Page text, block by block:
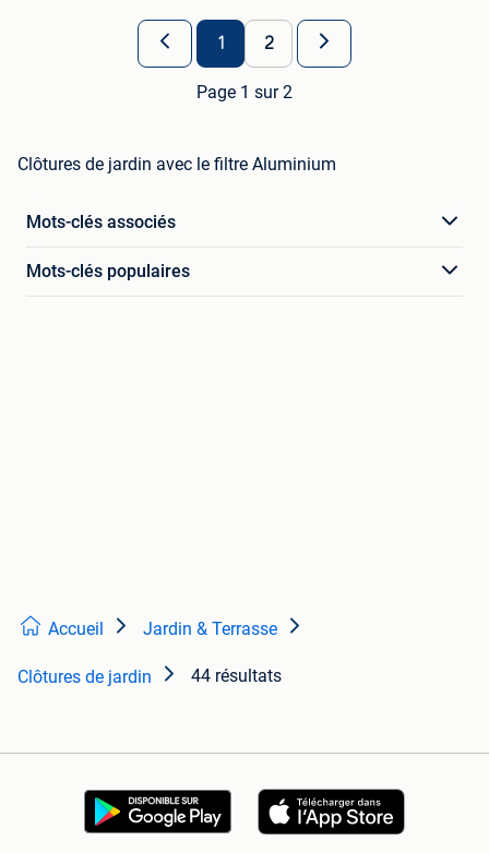
1 2
Page 1 sur 2
Clôtures de jardin avec le filtre Aluminium
Mots-clés associés
Mots-clés populaires
Accueil Jardin & Terrasse
Clôtures de jardin 44 résultats